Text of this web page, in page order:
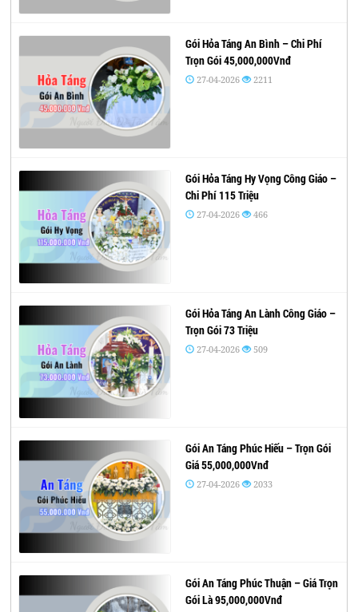
Gói Hỏa Táng An Bình – Chi Phí
Trọn Gói 45,000,000Vnđ
27-04-2026 2211
Gói Hỏa Táng Hy Vọng Công Giáo –
Chi Phí 115 Triệu
27-04-2026 466
Gói Hỏa Táng An Lành Công Giáo –
Trọn Gói 73 Triệu
27-04-2026 509
Gói An Táng Phúc Hiếu – Trọn Gói
Giá 55,000,000Vnđ
27-04-2026 2033
Gói An Táng Phúc Thuận – Giá Trọn
Gói Là 95,000,000Vnđ